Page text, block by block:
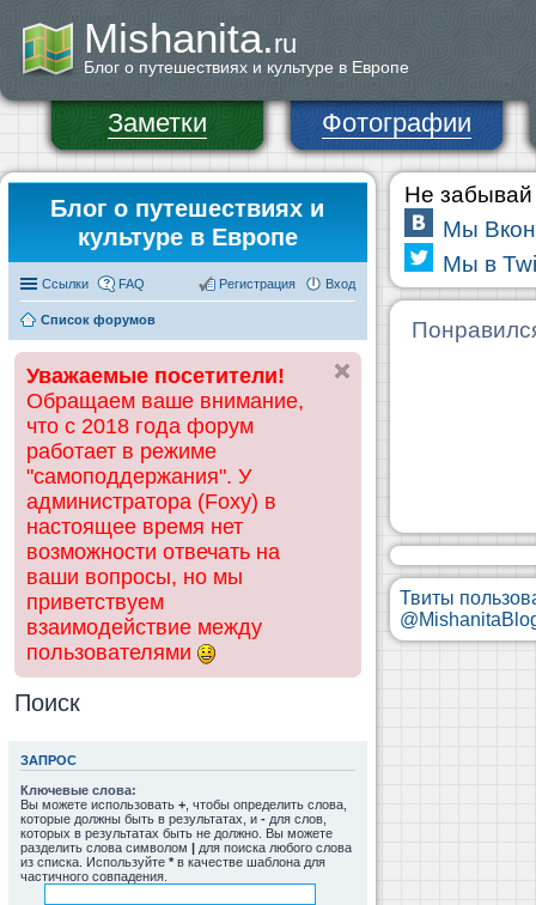
Mishanita.ru
Блог о путешествиях и культуре в Европе
Заметки Фотографии
Блог о путешествиях и
культуре в Европе
Ссылки FAQ Вход
Регистрация
Список форумов
Уважаемые посетители!
Обращаем ваше внимание,
что с 2018 года форум
работает в режиме
"самоподдержания". У
администратора (Foxy) в
настоящее время нет
возможности отвечать на
ваши вопросы, но мы
приветствуем
взаимодействие между
пользователями
Поиск
ЗАПРОС
Ключевые слова:
Вы можете использовать + , чтобы определить слова,
которые должны быть в результатах, и - для слов,
которых в результатах быть не должно. Вы можете
разделить слова символом | для поиска любого слова
из списка. Используйте * в качестве шаблона для
частичного совпадения.
Не забывай
Мы
Мы в
Твиты